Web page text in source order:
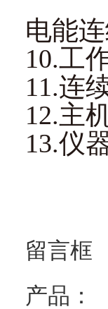
电能
10.工
11.连续
12.主
13.仪
留言框
产品：